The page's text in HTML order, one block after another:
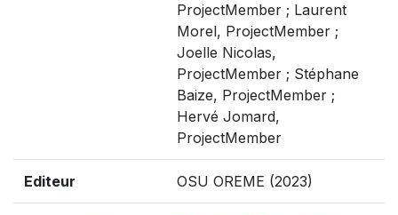
ProjectMember ; Laurent
Morel, ProjectMember ;
Joelle Nicolas,
ProjectMember ; Stéphane
Baize, ProjectMember ;
Hervé Jomard,
ProjectMember
Editeur OSU OREME (2023)